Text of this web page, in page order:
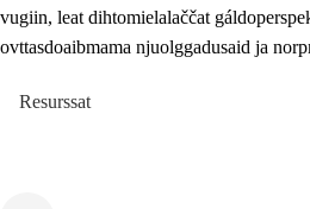
vugiin, leat dihtomielalaččat
ovttasdoaibmama njuolggadusaid ja
Resurssat